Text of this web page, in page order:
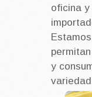
oficina
y